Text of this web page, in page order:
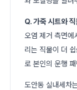
Q. 가죽 시트와
오염 제거 측면에
리는 직물이 더
로 본인의 운행
도안동 실내세차